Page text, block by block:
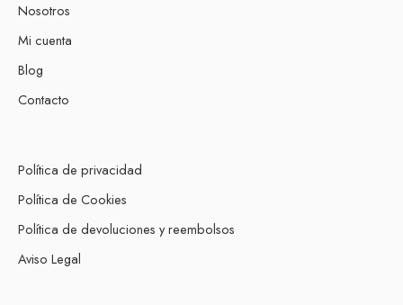
Nosotros
Mi cuenta
Blog
Contacto
Política de privacidad
Política de Cookies
Política de devoluciones y reembolsos
Aviso Legal